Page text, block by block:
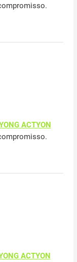
ACTYON
ACTYON